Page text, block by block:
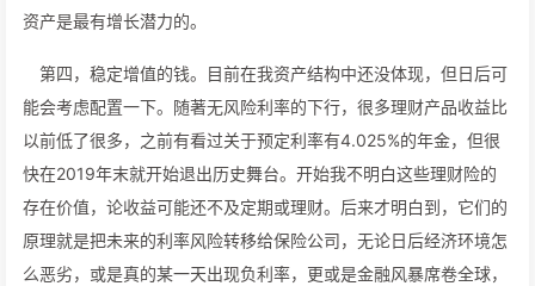
资产是最有增长潜力的。
第四，稳定增值的钱。目前在我资产结构中还没体现，但日后可
能会考虑配置一下。随著无风险利率的下行，很多理财产品收益比
以前低了很多，之前有看过关于预定利率有4.025%的年金，但很
快在2019年末就开始退出历史舞台。开始我不明白这些理财险的
存在价值，论收益可能还不及定期或理财。后来才明白到，它们的
原理就是把未来的利率风险转移给保险公司，无论日后经济环境怎
么恶劣，或是真的某一天出现负利率，更或是金融风暴席卷全球，